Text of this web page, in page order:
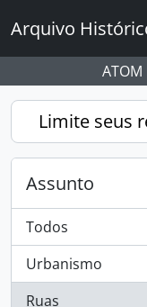
Arquivo
Limite seus
Assunto
Todos
Urbanismo
, 1 resultados
Ruas